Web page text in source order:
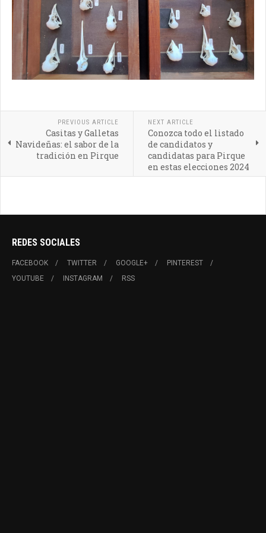
PREVIOUS ARTICLE
Casitas y Galletas
Navideñas: el sabor de la
tradición en Pirque
NEXT ARTICLE
Conozca todo el listado
de candidatos y
candidatas para Pirque
en estas elecciones 2024
REDES SOCIALES
FACEBOOK TWITTER GOOGLE+
PINTEREST
YOUTUBE
INSTAGRAM RSS